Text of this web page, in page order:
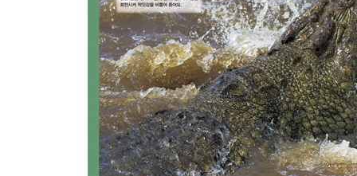
크로커다일 무리 24
가비알 무리 30
앨리게이터 무리 32
거북목